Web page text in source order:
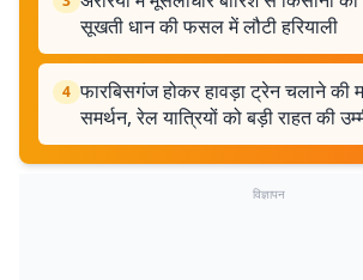
सूखती धान की फसल में लौटी हरियाली
4 फारबिसगंज होकर हावड़ा ट्रेन चलाने की
समर्थन, रेल यात्रियों को बड़ी राहत की
विज्ञापन